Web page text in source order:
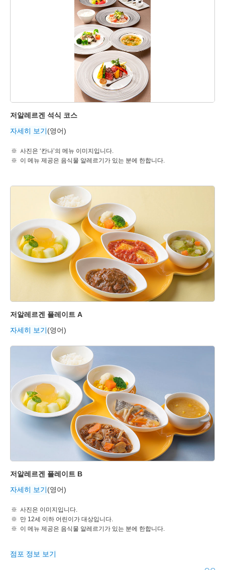
저알레르겐 석식 코스
자세히 보기(영어)
사진은 ‘칸나’의 메뉴 이미지입니다.
이 메뉴 제공은 음식물 알레르기가 있는 분에 한합니다.
저알레르겐 플레이트 A
자세히 보기(영어)
저알레르겐 플레이트 B
자세히 보기(영어)
사진은 이미지입니다.
만 12세 이하 어린이가 대상입니다.
이 메뉴 제공은 음식물 알레르기가 있는 분에 한합니다.
점포 정보 보기